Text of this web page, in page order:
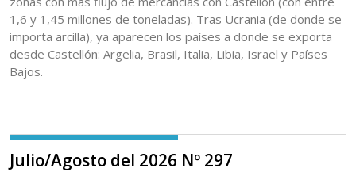
1,6 y 1,45 millones de toneladas). Tras Ucrania (de donde se
importa arcilla), ya aparecen los países a donde se exporta
desde Castellón: Argelia, Brasil, Italia, Libia, Israel y Países
Bajos.
Julio/Agosto del 2026 Nº 297